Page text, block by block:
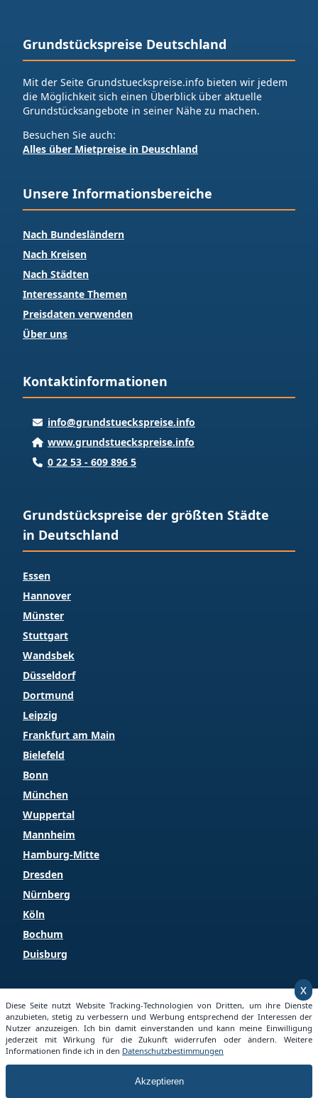
Grundstückspreise Deutschland
Mit der Seite Grundstueckspreise.info bieten wir jedem
die Möglichkeit sich einen Überblick über aktuelle
Grundstücksangebote in seiner Nähe zu machen.
Besuchen Sie auch:
Alles über Mietpreise in Deuschland
Unsere Informationsbereiche
Nach Bundesländern
Nach Kreisen
Nach Städten
Interessante Themen
Preisdaten verwenden
Über uns
Kontaktinformationen
info@grundstueckspreise.info
www.grundstueckspreise.info
0 22 53 - 609 896 5
Grundstückspreise der größten Städte
in Deutschland
Essen
Hannover
Münster
Stuttgart
Wandsbek
Düsseldorf
Dortmund
Leipzig
Frankfurt am Main
Bielefeld
Bonn
München
Wuppertal
Mannheim
Hamburg-Mitte
Dresden
Nürnberg
Köln
Bochum
Duisburg
Copyright © 2025 Grundstueckspreise.info
Startseite Impressum
x
Diese Seite nutzt Website Tracking-Technologien von Dritten, um ihre Dienste
anzubieten, stetig zu verbessern und Werbung entsprechend der Interessen der
Nutzer anzuzeigen. Ich bin damit einverstanden und kann meine Einwilligung
jederzeit mit Wirkung für die Zukunft widerrufen oder ändern. Weitere
Informationen finde ich in den Datenschutzbestimmungen
Akzeptieren